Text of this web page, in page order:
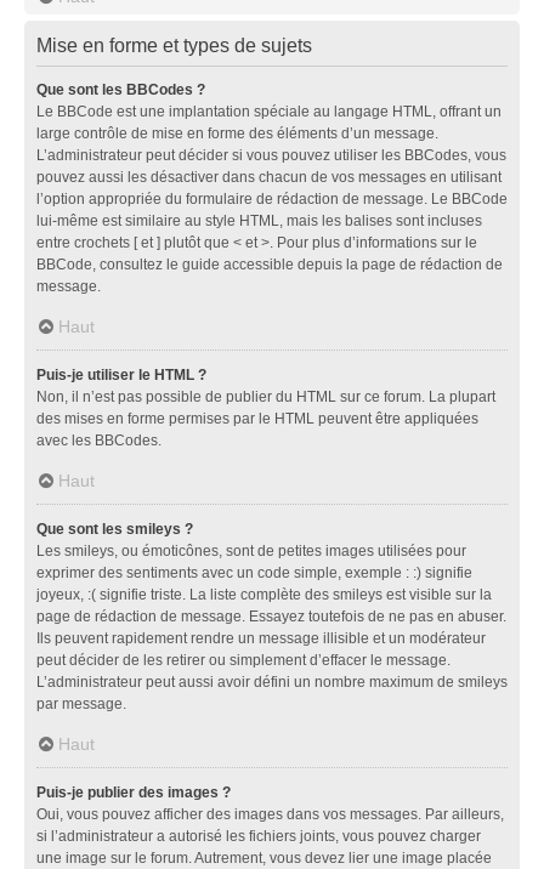
Mise en forme et types de sujets
Que sont les BBCodes ?
Le BBCode est une implantation spéciale au langage HTML, offrant un
large contrôle de mise en forme des éléments d’un message.
L’administrateur peut décider si vous pouvez utiliser les BBCodes, vous
pouvez aussi les désactiver dans chacun de vos messages en utilisant
l’option appropriée du formulaire de rédaction de message. Le BBCode
lui-même est similaire au style HTML, mais les balises sont incluses
entre crochets [ et ] plutôt que < et >. Pour plus d’informations sur le
BBCode, consultez le guide accessible depuis la page de rédaction de
message.
Haut
Puis-je utiliser le HTML ?
Non, il n’est pas possible de publier du HTML sur ce forum. La plupart
des mises en forme permises par le HTML peuvent être appliquées
avec les BBCodes.
Haut
Que sont les smileys ?
Les smileys, ou émoticônes, sont de petites images utilisées pour
exprimer des sentiments avec un code simple, exemple : :) signifie
joyeux, :( signifie triste. La liste complète des smileys est visible sur la
page de rédaction de message. Essayez toutefois de ne pas en abuser.
Ils peuvent rapidement rendre un message illisible et un modérateur
peut décider de les retirer ou simplement d’effacer le message.
L’administrateur peut aussi avoir défini un nombre maximum de smileys
par message.
Haut
Puis-je publier des images ?
Oui, vous pouvez afficher des images dans vos messages. Par ailleurs,
si l’administrateur a autorisé les fichiers joints, vous pouvez charger
une image sur le forum. Autrement, vous devez lier une image placée